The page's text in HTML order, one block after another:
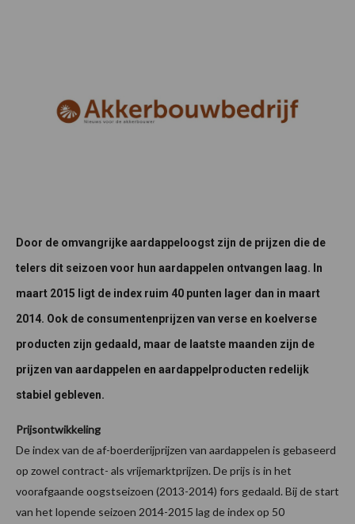
Door de omvangrijke aardappeloogst zijn de prijzen die de
telers dit seizoen voor hun aardappelen ontvangen laag. In
maart 2015 ligt de index ruim 40 punten lager dan in maart
2014. Ook de consumentenprijzen van verse en koelverse
producten zijn gedaald, maar de laatste maanden zijn de
prijzen van aardappelen en aardappelproducten redelijk
stabiel gebleven.
Prijsontwikkeling
De index van de af-boerderijprijzen van aardappelen is gebaseerd
op zowel contract- als vrijemarktprijzen. De prijs is in het
voorafgaande oogstseizoen (2013-2014) fors gedaald. Bij de start
van het lopende seizoen 2014-2015 lag de index op 50